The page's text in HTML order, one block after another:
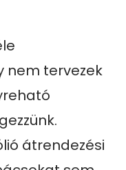
nem tervezek
átrendezési